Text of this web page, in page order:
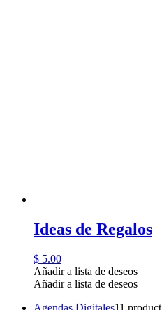
Ideas de Regalos
$ 5.00
Añadir a lista de deseos
Añadir a lista de deseos
Agendas Digitales11 product